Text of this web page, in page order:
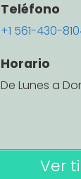
Teléfono
+1 561-430-
Horario
De Lunes a
Ver